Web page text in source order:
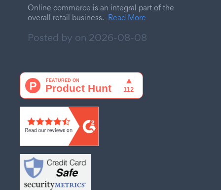
Online commerce is an integral part of the
overall retail business. Read More
Posted by on 2026-08-08